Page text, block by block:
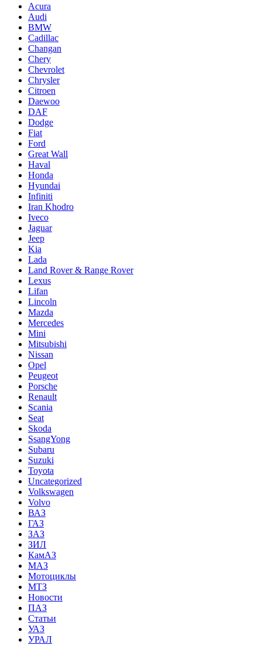
Acura
Audi
BMW
Cadillac
Changan
Chery
Chevrolet
Chrysler
Citroen
Daewoo
DAF
Dodge
Fiat
Ford
Great Wall
Haval
Honda
Hyundai
Infiniti
Iran Khodro
Iveco
Jaguar
Jeep
Kia
Lada
Land Rover & Range Rover
Lexus
Lifan
Lincoln
Mazda
Mercedes
Mini
Mitsubishi
Nissan
Opel
Peugeot
Porsche
Renault
Scania
Seat
Skoda
SsangYong
Subaru
Suzuki
Toyota
Uncategorized
Volkswagen
Volvo
ВАЗ
ГАЗ
ЗАЗ
ЗИЛ
КамАЗ
МАЗ
Мотоциклы
МТЗ
Новости
ПАЗ
Статьи
УАЗ
УРАЛ